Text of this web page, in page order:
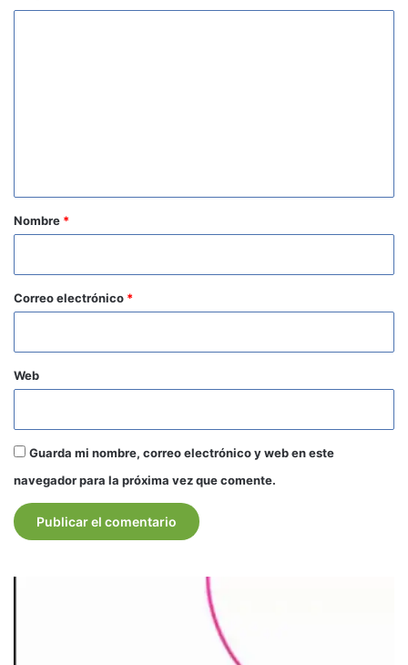
r
o
*
Nombre *
Correo electrónico *
Web
Guarda mi nombre, correo electrónico y web en este
navegador para la próxima vez que comente.